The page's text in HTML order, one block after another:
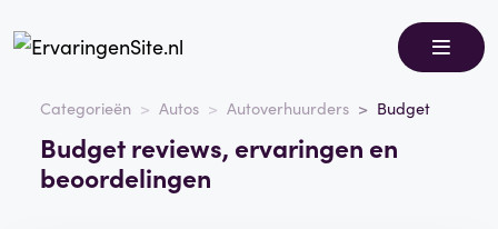
Categorieën Autos Autoverhuurders Budget
Budget reviews, ervaringen en
beoordelingen